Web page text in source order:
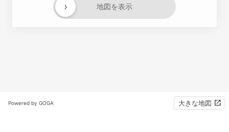
地図を表示
›
Powered by GOGA 大きな地図